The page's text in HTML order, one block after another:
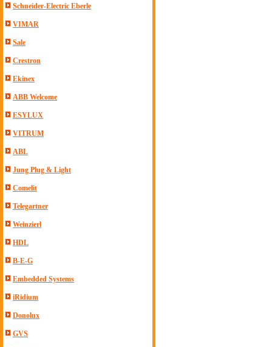
Schneider-Electric Eberle
VIMAR
Sale
Crestron
Ekinex
ABB Welcome
ESYLUX
VITRUM
ABL
Jung Plug & Light
Comelit
Telegartner
Weinzierl
HDL
B-E-G
Embedded Systems
iRidium
Donolux
GVS